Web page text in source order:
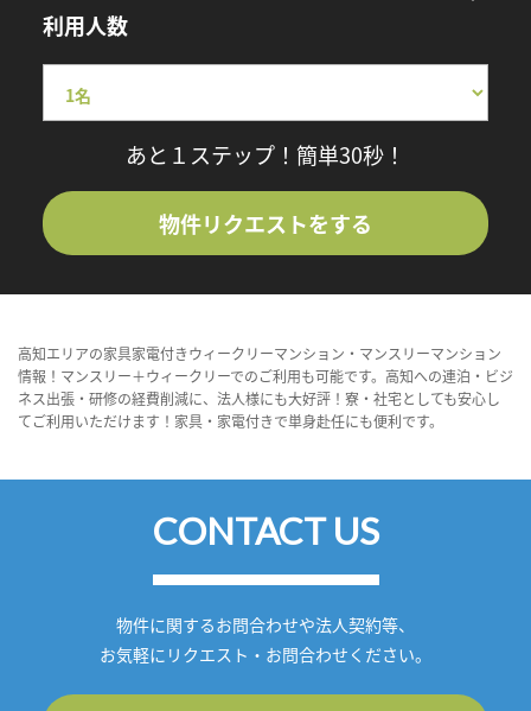
利用人数
あと１ステップ！簡単30秒！
物件リクエストをする
高知エリアの家具家電付きウィークリーマンション・マンスリーマンション
情報！マンスリー＋ウィークリーでのご利用も可能です。高知への連泊・ビジ
ネス出張・研修の経費削減に、法人様にも大好評！寮・社宅としても安心し
てご利用いただけます！家具・家電付きで単身赴任にも便利です。
CONTACT US
物件に関するお問合わせや法人契約等、
お気軽にリクエスト・お問合わせください。